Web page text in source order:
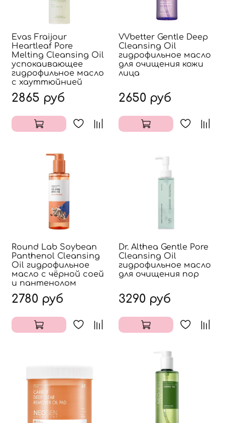
Evas Fraijour
Heartleaf Pore
Melting Cleansing Oil
успокаивающее
гидрофильное масло
с хауттюйнией
2865 руб
VVbetter Gentle Deep
Cleansing Oil
гидрофильное масло
для очищения кожи
лица
2650 руб
Round Lab Soybean
Panthenol Cleansing
Oil гидрофильное
масло с чёрной соей
и пантенолом
2780 руб
Dr. Althea Gentle Pore
Cleansing Oil
гидрофильное масло
для очищения пор
3290 руб